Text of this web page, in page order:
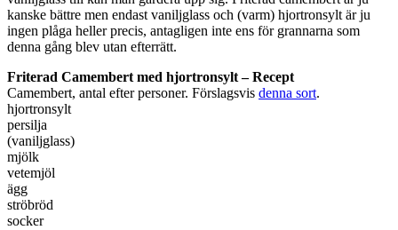
kanske bättre men endast vaniljglass och (varm) hjortronsylt är ju
ingen plåga heller precis, antagligen inte ens för grannarna som
denna gång blev utan efterrätt.
Friterad Camembert med hjortronsylt – Recept
Camembert, antal efter personer. Förslagsvis denna sort.
hjortronsylt
persilja
(vaniljglass)
mjölk
vetemjöl
ägg
ströbröd
socker